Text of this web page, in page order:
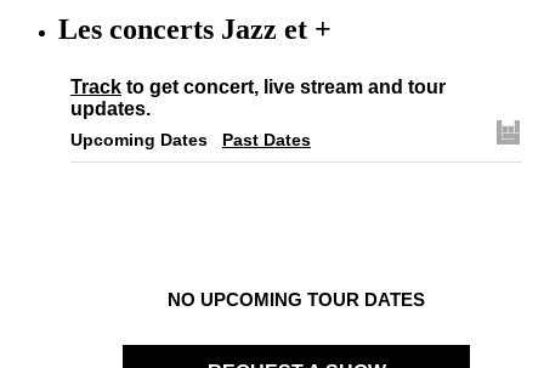
Les concerts Jazz et +
Track to get concert, live stream and tour
updates.
Upcoming Dates Past Dates
NO UPCOMING TOUR DATES